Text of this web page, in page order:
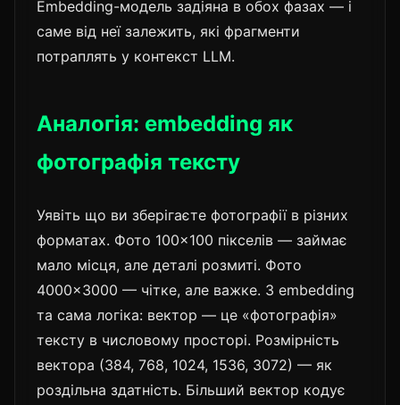
Embedding-модель задіяна в обох фазах — і
саме від неї залежить, які фрагменти
потраплять у контекст LLM.
Аналогія: embedding як
фотографія тексту
Уявіть що ви зберігаєте фотографії в різних
форматах. Фото 100×100 пікселів — займає
мало місця, але деталі розмиті. Фото
4000×3000 — чітке, але важке. З embedding
та сама логіка: вектор — це «фотографія»
тексту в числовому просторі. Розмірність
вектора (384, 768, 1024, 1536, 3072) — як
роздільна здатність. Більший вектор кодує